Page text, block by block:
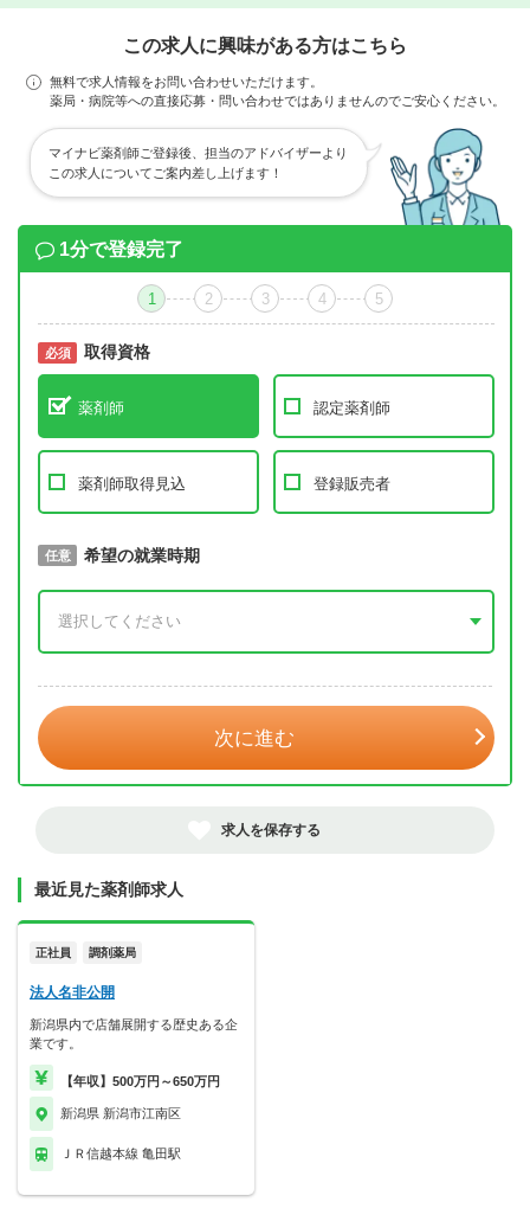
この求人に興味がある方はこちら
無料で求人情報をお問い合わせいただけます。
薬局・病院等への直接応募・問い合わせではありませんのでご安心ください。
マイナビ薬剤師ご登録後、担当のアドバイザーより
この求人についてご案内差し上げます！
1分で登録完了
1 2 3 4 5
必須 取得資格
薬剤師 認定薬剤師
薬剤師取得見込 登録販売者
必須 取得予定年
任意 希望の就業時期
次に進む
求人を保存する
最近見た薬剤師求人
正社員 調剤薬局
法人名非公開
新潟県内で店舗展開する歴史ある企
業です。
【年収】500万円～650万円
新潟県 新潟市江南区
ＪＲ信越本線 亀田駅